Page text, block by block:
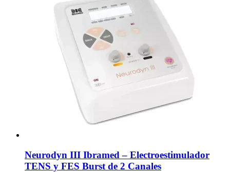
Neurodyn III Ibramed – Electroestimulador
TENS y FES Burst de 2 Canales